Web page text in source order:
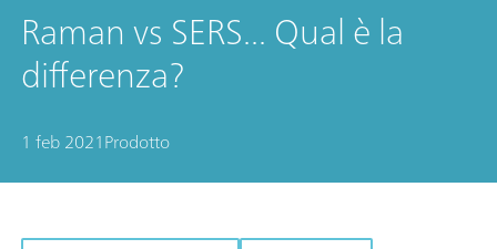
Raman vs SERS... Qual è la
differenza?
1 feb 2021Prodotto